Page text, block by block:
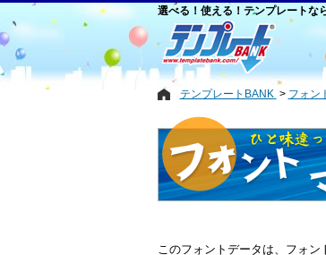
選べる！使える！テンプレートな
テンプレートBANK フォン
このフォントデータは、フォ